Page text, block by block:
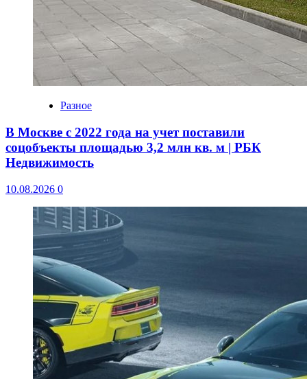
Разное
В Москве с 2022 года на учет поставили
соцобъекты площадью 3,2 млн кв. м | РБК
Недвижимость
10.08.2026 0